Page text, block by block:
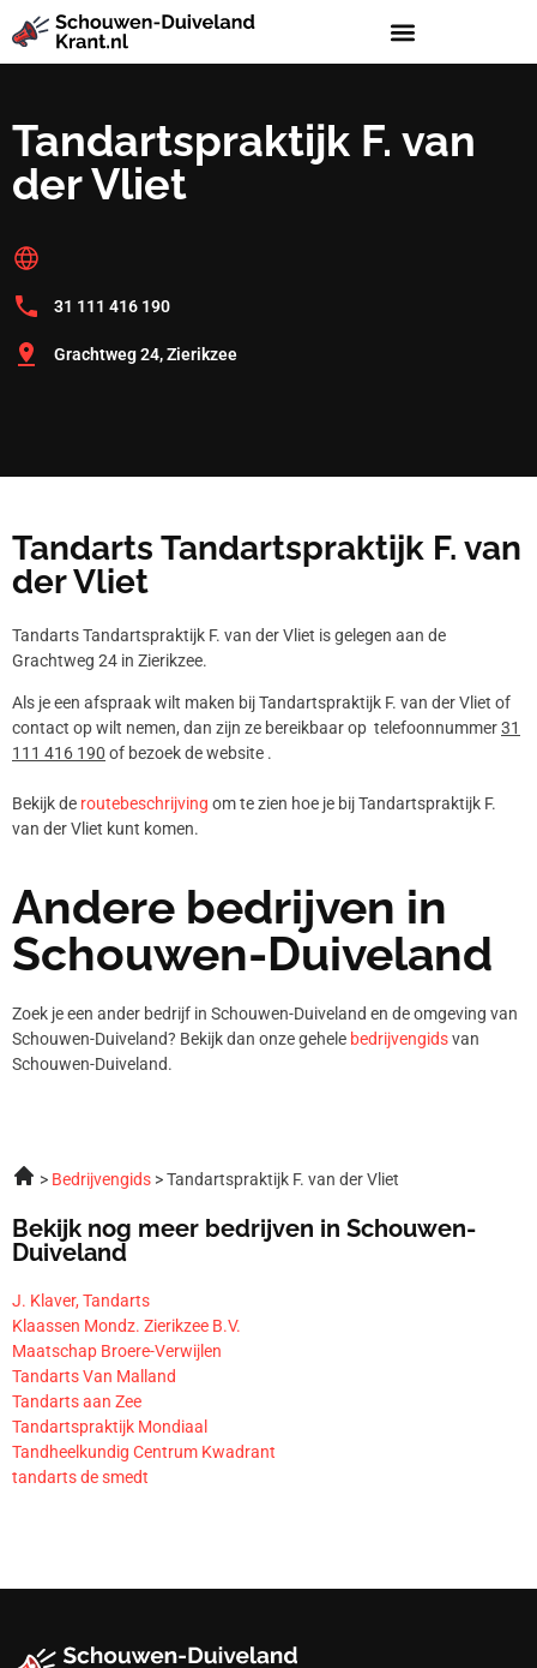
Tandartspraktijk F. van
der Vliet
31 111 416 190
Grachtweg 24, Zierikzee
Tandarts Tandartspraktijk F. van
der Vliet
Tandarts Tandartspraktijk F. van der Vliet is gelegen aan de
Grachtweg 24 in Zierikzee.
Als je een afspraak wilt maken bij Tandartspraktijk F. van der Vliet of
contact op wilt nemen, dan zijn ze bereikbaar op telefoonnummer31
111 416 190 of bezoek de website .
Bekijk de routebeschrijving om te zien hoe je bij Tandartspraktijk F.
van der Vliet kunt komen.
Andere bedrijven in
Schouwen-Duiveland
Zoek je een ander bedrijf in Schouwen-Duiveland en de omgeving van
Schouwen-Duiveland? Bekijk dan onze gehele bedrijvengidsvan
Schouwen-Duiveland.
Bedrijvengids Tandartspraktijk F. van der Vliet
Bekijk nog meer bedrijven in Schouwen-
Duiveland
J. Klaver, Tandarts
Klaassen Mondz. Zierikzee B.V.
Maatschap Broere-Verwijlen
Tandarts Van Malland
Tandarts aan Zee
Tandartspraktijk Mondiaal
Tandheelkundig Centrum Kwadrant
tandarts de smedt